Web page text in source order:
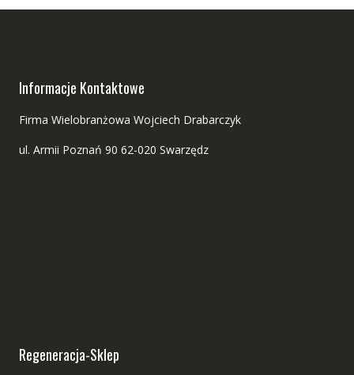
Informacje Kontaktowe
Firma Wielobranżowa Wojciech Drabarczyk
ul. Armii Poznań 90 62-020 Swarzędz
Regeneracja-Sklep